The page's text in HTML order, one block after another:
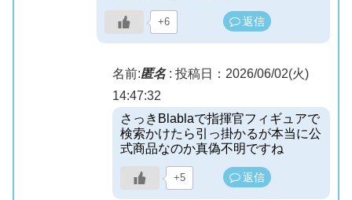
+6 返信
名前:匿名: 投稿日：2026/06/02(火)
14:47:32
さっきBlablaで指揮官フィギュアで
検索かけたら引っ掛かるが本当に公
式商品なのか真偽不明ですね
+5 返信